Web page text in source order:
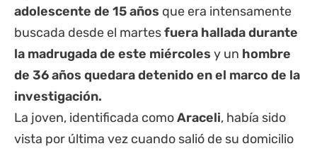
adolescente de 15 años que era intensamente
buscada desde el martesfuera hallada durante
la madrugada de este miércoles y un hombre
de 36 años quedara detenido en el marco de la
investigación.
La joven, identificada comoAraceli, había sido
vista por última vez cuando salió de su domicilio